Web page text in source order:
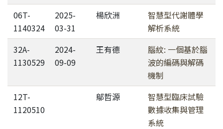
06T-
1140324
2025-
03-31
楊欣洲
智慧型代謝體學
解析系統
32A-
1130529
2024-
09-09
王有德
腦紋: 一個基於腦
波的編碼與解碼
機制
12T-
1120510
鄔哲源
智慧型臨床試驗
數據收集與管理
系統